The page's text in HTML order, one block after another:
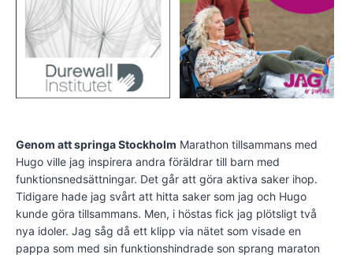
Genom att springa Stockholm Marathon tillsammans med
Hugo ville jag inspirera andra föräldrar till barn med
funktionsnedsättningar. Det går att göra aktiva saker ihop.
Tidigare hade jag svårt att hitta saker som jag och Hugo
kunde göra tillsammans. Men, i höstas fick jag plötsligt två
nya idoler. Jag såg då ett klipp via nätet som visade en
pappa som med sin funktionshindrade son sprang maraton